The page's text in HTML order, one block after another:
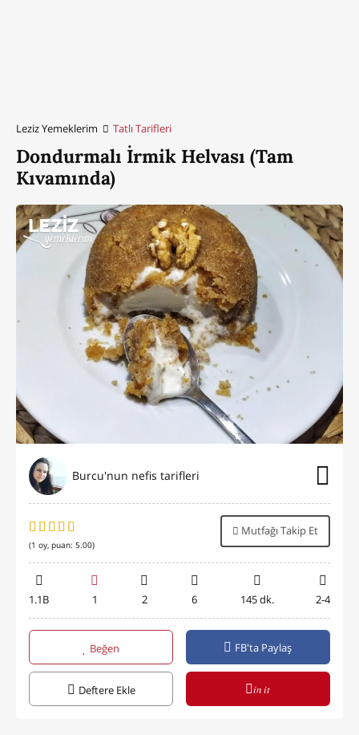
Leziz Yemeklerim Tatlı Tarifleri
Dondurmalı İrmik Helvası (Tam
Kıvamında)
Burcu'nun nefis tarifleri
(1 oy, puan: 5.00)
Mutfağı Takip Et
1.1B 1 2 6 145 dk. 2-4
Beğen FB'ta Paylaş
Deftere Ekle in it